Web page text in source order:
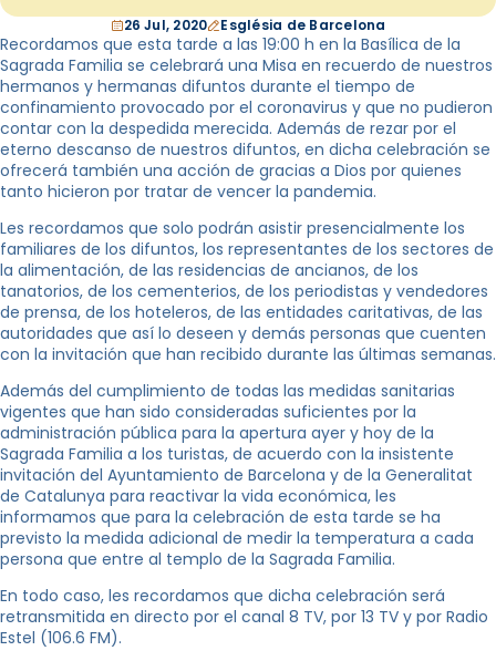
26 Jul, 2020 Església de Barcelona
Recordamos que esta tarde a las 19:00 h en la Basílica de la
Sagrada Familia se celebrará una Misa en recuerdo de nuestros
hermanos y hermanas difuntos durante el tiempo de
confinamiento provocado por el coronavirus y que no pudieron
contar con la despedida merecida. Además de rezar por el
eterno descanso de nuestros difuntos, en dicha celebración se
ofrecerá también una acción de gracias a Dios por quienes
tanto hicieron por tratar de vencer la pandemia.
Les recordamos que solo podrán asistir presencialmente los
familiares de los difuntos, los representantes de los sectores de
la alimentación, de las residencias de ancianos, de los
tanatorios, de los cementerios, de los periodistas y vendedores
de prensa, de los hoteleros, de las entidades caritativas, de las
autoridades que así lo deseen y demás personas que cuenten
con la invitación que han recibido durante las últimas semanas.
Además del cumplimiento de todas las medidas sanitarias
vigentes que han sido consideradas suficientes por la
administración pública para la apertura ayer y hoy de la
Sagrada Familia a los turistas, de acuerdo con la insistente
invitación del Ayuntamiento de Barcelona y de la Generalitat
de Catalunya para reactivar la vida económica, les
informamos que para la celebración de esta tarde se ha
previsto la medida adicional de medir la temperatura a cada
persona que entre al templo de la Sagrada Familia.
En todo caso, les recordamos que dicha celebración será
retransmitida en directo por el canal 8 TV, por 13 TV y por Radio
Estel (106.6 FM).